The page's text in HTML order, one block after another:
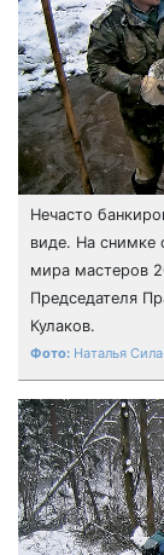
Нечасто
виде. На снимке
мира мастеров
Председателя
Кулаков.
Наталья